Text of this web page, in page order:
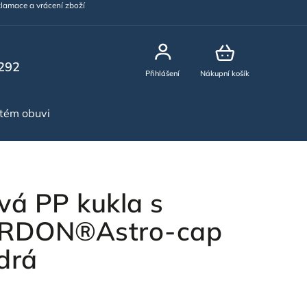
a vrácení zboží
Nákupní košík
Přihlášení
obuvi
PP kukla s
cap